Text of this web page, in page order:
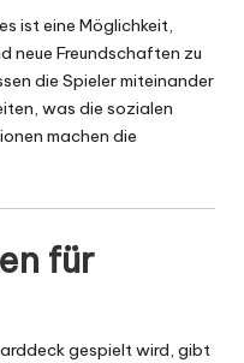
ist eine Möglichkeit,
neue Freundschaften zu
die Spieler miteinander
was die sozialen
machen die
für
gespielt wird, gibt